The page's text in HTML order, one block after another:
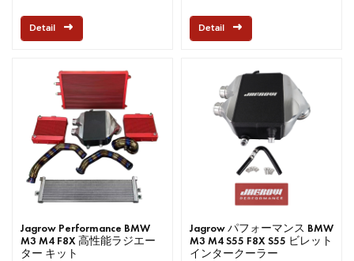
デスベンツ W204 C63用
Detail Detail
Jagrow Performance BMW
M3 M4 F8X 高性能ラジエー
ター キット
Jagrow パフォーマンス BMW
M3 M4 S55 F8X S55 ビレット
インタークーラー